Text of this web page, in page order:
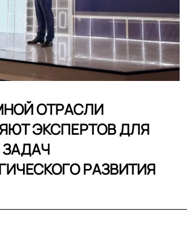
ОТРАСЛИ
ЭКСПЕРТОВ ДЛЯ
РАЗВИТИЯ